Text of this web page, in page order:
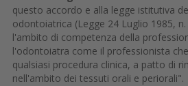
questo accordo e alla legge istitutiva
odontoiatrica (Legge 24 Luglio 1985,
l'ambito di competenza della
l'odontoiatra come il professionista
qualsiasi procedura clinica, a patto di
nell'ambito dei tessuti orali e periorali".